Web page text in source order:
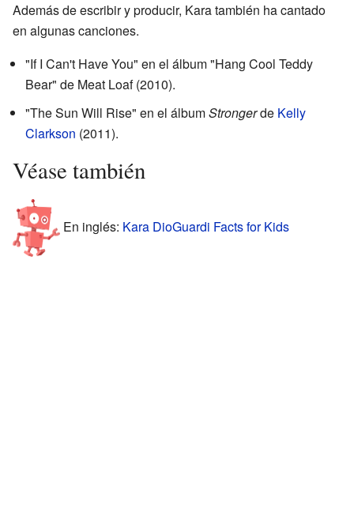
Además de escribir y producir, Kara también ha cantado
en algunas canciones.
"If I Can't Have You" en el álbum "Hang Cool Teddy
Bear" de Meat Loaf (2010).
"The Sun Will Rise" en el álbumStrongerde Kelly
Clarkson (2011).
Véase también
En inglés: Kara DioGuardi Facts for Kids